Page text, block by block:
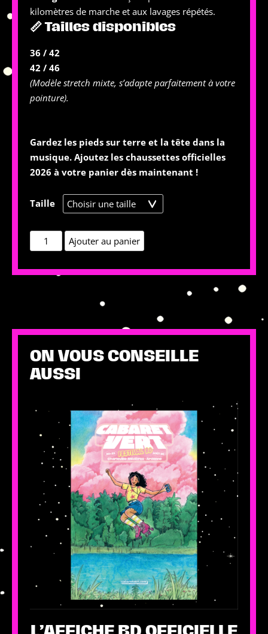
kilomètres de marche et aux lavages répétés.
📏 Tailles disponibles
36 / 42
42 / 46
(Modèle stretch mixte, s’adapte parfaitement à votre
pointure).
Gardez les pieds sur terre et la tête dans la
musique. Ajoutez les chaussettes officielles
2026 à votre panier dès maintenant !
Taille
quantité
de
Les
France
Ajouter au panier
ON VOUS CONSEILLE
AUSSI
L’AFFICHE BD OFFICIELLE